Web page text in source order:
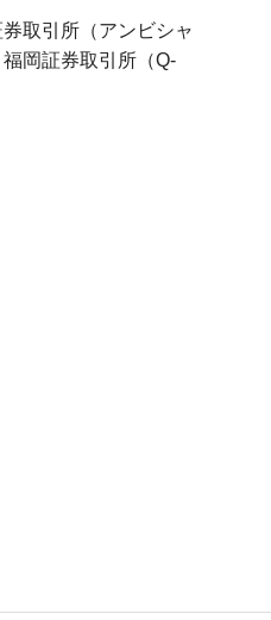
取引所（アンビシャ
岡証券取引所（Q-